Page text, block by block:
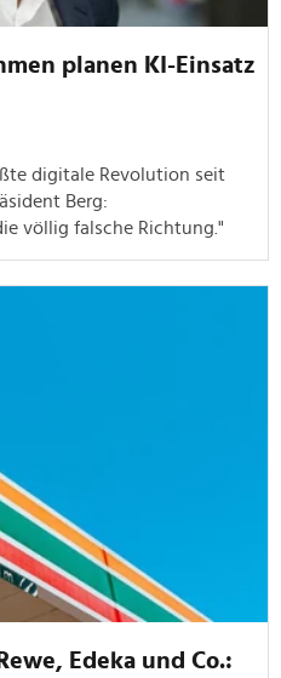
planen KI-Einsatz
digitale Revolution seit
Berg:
völlig falsche Richtung."
Edeka und Co.: